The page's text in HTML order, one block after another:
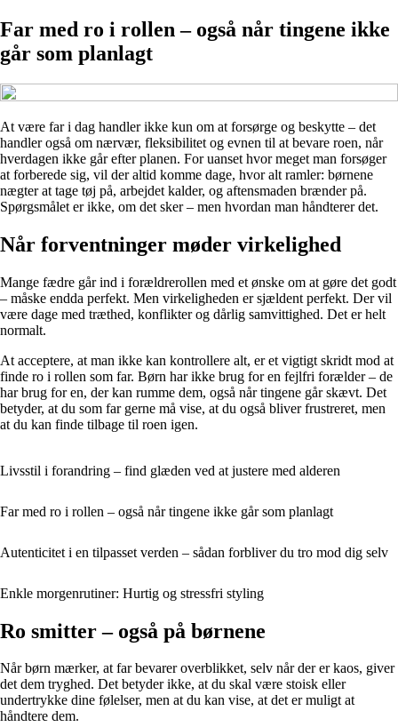
Far med ro i rollen – også når tingene ikke
går som planlagt
At være far i dag handler ikke kun om at forsørge og beskytte – det
handler også om nærvær, fleksibilitet og evnen til at bevare roen, når
hverdagen ikke går efter planen. For uanset hvor meget man forsøger
at forberede sig, vil der altid komme dage, hvor alt ramler: børnene
nægter at tage tøj på, arbejdet kalder, og aftensmaden brænder på.
Spørgsmålet er ikke, om det sker – men hvordan man håndterer det.
Når forventninger møder virkelighed
Mange fædre går ind i forældrerollen med et ønske om at gøre det godt
– måske endda perfekt. Men virkeligheden er sjældent perfekt. Der vil
være dage med træthed, konflikter og dårlig samvittighed. Det er helt
normalt.
At acceptere, at man ikke kan kontrollere alt, er et vigtigt skridt mod at
finde ro i rollen som far. Børn har ikke brug for en fejlfri forælder – de
har brug for en, der kan rumme dem, også når tingene går skævt. Det
betyder, at du som far gerne må vise, at du også bliver frustreret, men
at du kan finde tilbage til roen igen.
Livsstil i forandring – find glæden ved at justere med alderen
Far med ro i rollen – også når tingene ikke går som planlagt
Autenticitet i en tilpasset verden – sådan forbliver du tro mod dig selv
Enkle morgenrutiner: Hurtig og stressfri styling
Ro smitter – også på børnene
Når børn mærker, at far bevarer overblikket, selv når der er kaos, giver
det dem tryghed. Det betyder ikke, at du skal være stoisk eller
undertrykke dine følelser, men at du kan vise, at det er muligt at
håndtere dem.